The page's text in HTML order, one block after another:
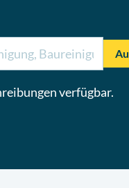
verfügbar.